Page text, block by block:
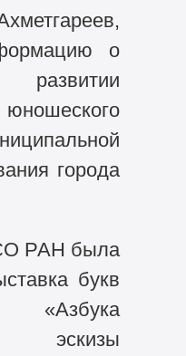
о
города
РАН была
букв
«Азбука
эскизы